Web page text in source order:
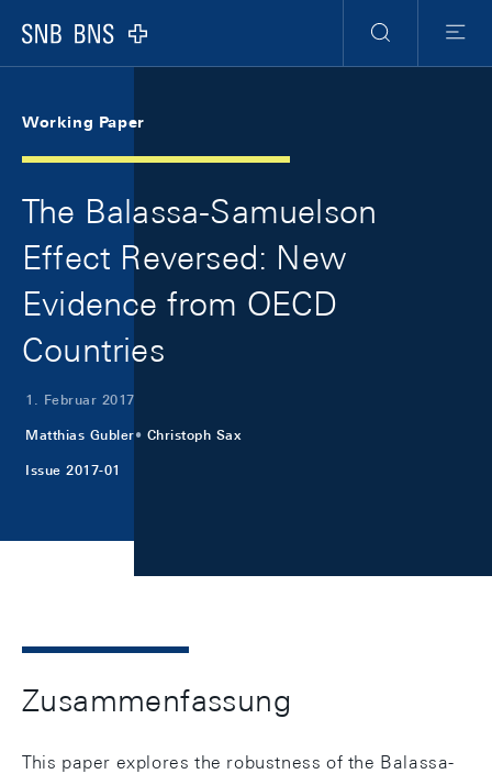
Logo
Suche
Menu
Working Paper
The Balassa-Samuelson
Effect Reversed: New
Evidence from OECD
Countries
1. Februar 2017
Matthias Gubler Christoph Sax
Issue 2017-01
Zusammenfassung
This paper explores the robustness of the Balassa-